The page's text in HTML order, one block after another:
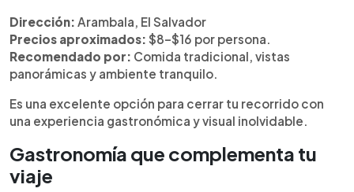
Dirección: Arambala, El Salvador
Precios aproximados: $8–$16 por persona.
Recomendado por: Comida tradicional, vistas
panorámicas y ambiente tranquilo.
Es una excelente opción para cerrar tu recorrido con
una experiencia gastronómica y visual inolvidable.
Gastronomía que complementa tu
viaje